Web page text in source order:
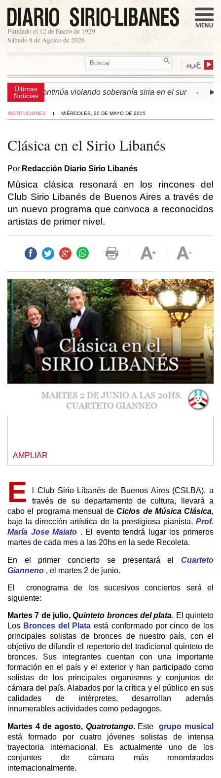
Fundado el 12 de Enero de 1929
Sábado 8 de Agosto de 2026
ﻉﺮﺒﻳ
Últimas
Noticias
israelí continúa violando soberanía siria en el sur ►
INSTITUCIONES MIÉRCOLES, 20 DE MAYO DE 2015
Clásica en el Sirio Libanés
Por Redacción Diario Sirio Libanés
Música clásica resonará en los rincones del
Club Sirio Libanés de Buenos Aires a través de
un nuevo programa que convoca a reconocidos
artistas de primer nivel.
AMPLIAR
E
l Club Sirio Libanés de Buenos Aires (CSLBA), a
través de su departamento de cultura, llevará a
cabo el programa mensual deCiclos de Música Clásica,
bajo la dirección artística de la prestigiosa pianista, Prof.
María Jose Maiato . El evento tendrá lugar los primeros
martes de cada mes a las 20hs en la sede Recoleta.
En el primer concierto se presentará el Cuarteto
Gianneno , el martes 2 de junio.
El cronograma de los sucesivos conciertos será el
siguiente:
Martes 7 de julio,Quinteto bronces del plata. El quinteto
Los Bronces del Plata está conformado por cinco de los
principales solistas de bronces de nuestro país, con el
objetivo de difundir el repertorio del tradicional quinteto de
bronces. Sus integrantes cuentan con una importante
formación en el país y el exterior y han participado como
solistas de los principales organismos y conjuntos de
cámara del país. Alabados por la crítica y el público en sus
calidades de intérpretes, desarrollan además
innumerables actividades como pedagogos.
Martes 4 de agosto,Quatrotango.Estegrupo musical
está formado por cuatro jóvenes solistas de intensa
trayectoria internacional. Es actualmente uno de los
conjuntos de cámara más renombrados
internacionalmente.